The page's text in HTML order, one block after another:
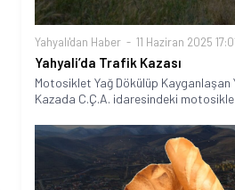
Yahyalı'dan Haber 11 Haziran 2025
Yahyali’da Trafik Kazası
Motosiklet Yağ Dökülüp Kayganlaşan
Kazada C.Ç.A. idaresindeki